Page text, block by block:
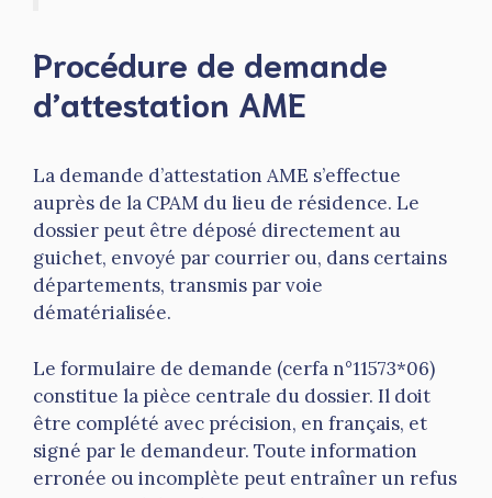
Procédure de demande
d’attestation AME
La demande d’attestation AME s’effectue
auprès de la CPAM du lieu de résidence. Le
dossier peut être déposé directement au
guichet, envoyé par courrier ou, dans certains
départements, transmis par voie
dématérialisée.
Le formulaire de demande (cerfa n°11573*06)
constitue la pièce centrale du dossier. Il doit
être complété avec précision, en français, et
signé par le demandeur. Toute information
erronée ou incomplète peut entraîner un refus